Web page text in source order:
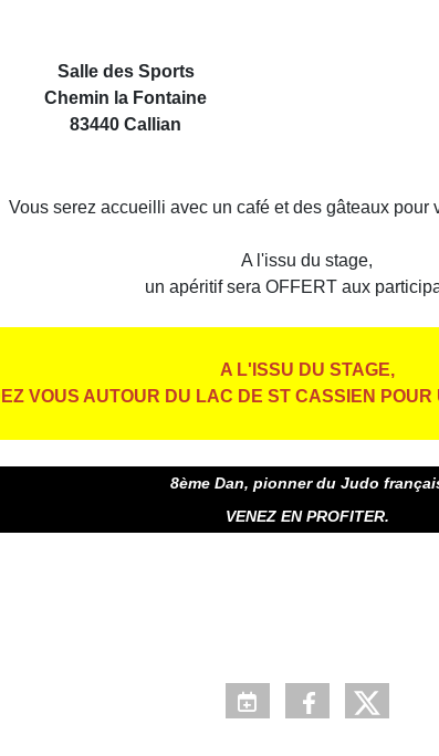
Salle des Sports
Chemin la Fontaine
83440 Callian
Vous serez accueilli avec un café et des gâteaux pour
A l'issu du stage,
un apéritif sera OFFERT aux
A L'ISSU DU STAGE,
VOUS AUTOUR DU LAC DE ST CASSIEN POUR
8ème Dan, pionner du Judo
VENEZ EN PROFITER.